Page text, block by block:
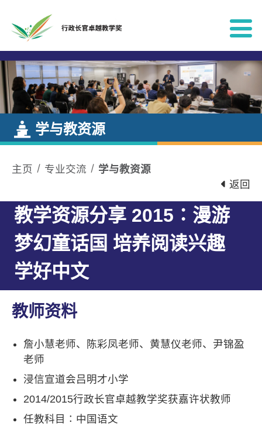
学与教资源
主页 专业交流
学与教资源
返回
教学资源分享 2015∶漫游
梦幻童话国 培养阅读兴趣
学好中文
教师资料
詹小慧老师、陈彩凤老师、黄慧仪老师、尹锦盈
老师
浸信宣道会吕明才小学
2014/2015行政长官卓越教学奖获嘉许状教师
任教科目∶中国语文